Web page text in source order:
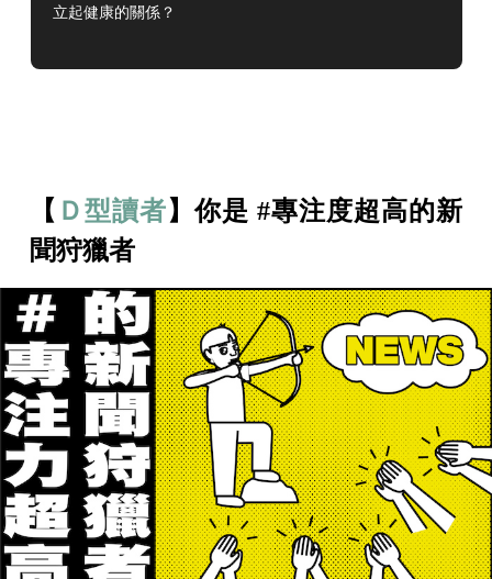
立起健康的關係？
【 Ｄ型讀者】你是 #專注度超高的新
聞狩獵者